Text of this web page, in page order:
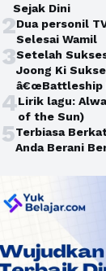
Sejak Dini
2Dua personil
Selesai Wamil
3Setelah
Joong Ki
â€œBattleship
4Lirik lagu:
of the Sun)
5Terbiasa
Anda Berani